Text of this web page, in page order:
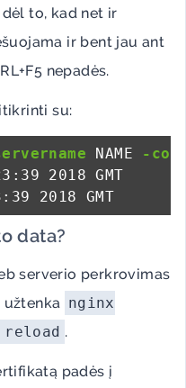
to, kad net ir
ir bent jau ant
nepadės.
su:
NAME -
data?
serverio perkrovimas
užtenka nginx
reload .
padės į